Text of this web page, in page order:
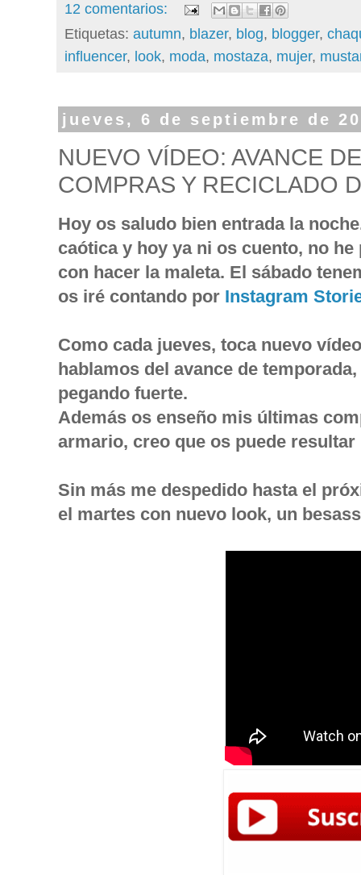
12 comentarios:
Etiquetas: autumn, blazer, blog, blogger,
influencer, look, moda, mostaza, mujer,
jueves, 6 de septiembre de
NUEVO VÍDEO: AVANCE
COMPRAS Y RECICLADO
Hoy os saludo bien entrada la
caótica y hoy ya ni os cuento, no
con hacer la maleta. El sábado
os iré contando por Instagram
Como cada jueves, toca nuevo
hablamos del avance de
pegando fuerte.
Además os enseño mis últimas
armario, creo que os puede
Sin más me despedido hasta el
el martes con nuevo look, un